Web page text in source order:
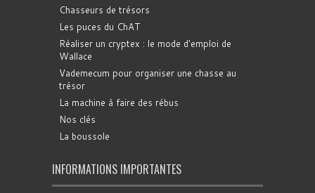
Chasseurs de trésors
Les puces du ChAT
Réaliser un cryptex : le mode d'emploi de
Wallace
Vademecum pour organiser une chasse au
trésor
La machine à faire des rébus
Nos clés
La boussole
INFORMATIONS IMPORTANTES